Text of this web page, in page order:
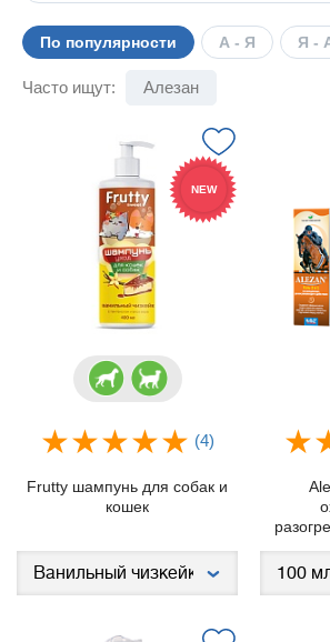
По популярности А - Я Я -
Часто ищут: Алезан
NEW
(4)
Frutty шампунь для собак и
кошек